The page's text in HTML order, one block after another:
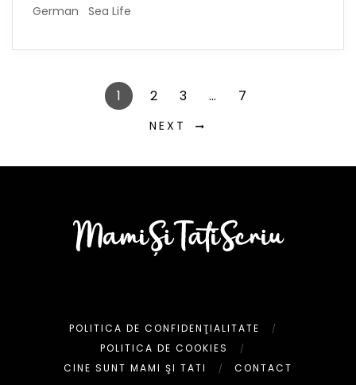
German Sea Life
1 2 3 … 7
NEXT
POLITICA DE CONFIDENŢIALITATE
POLITICA DE COOKIES
CINE SUNT MAMI ŞI TATI
CONTACT